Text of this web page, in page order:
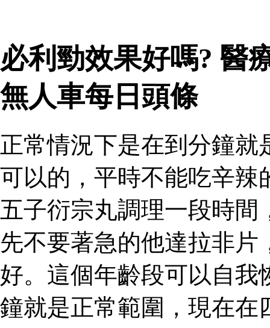
必利勁效果好嗎? 醫
無人車每日頭條
正常情況下是在到分鐘
可以的，平時不能吃辛辣
五子衍宗丸調理一段時
先不要著急的他達拉非
好。這個年齡段可以自我
鐘就是正常範圍，現在在